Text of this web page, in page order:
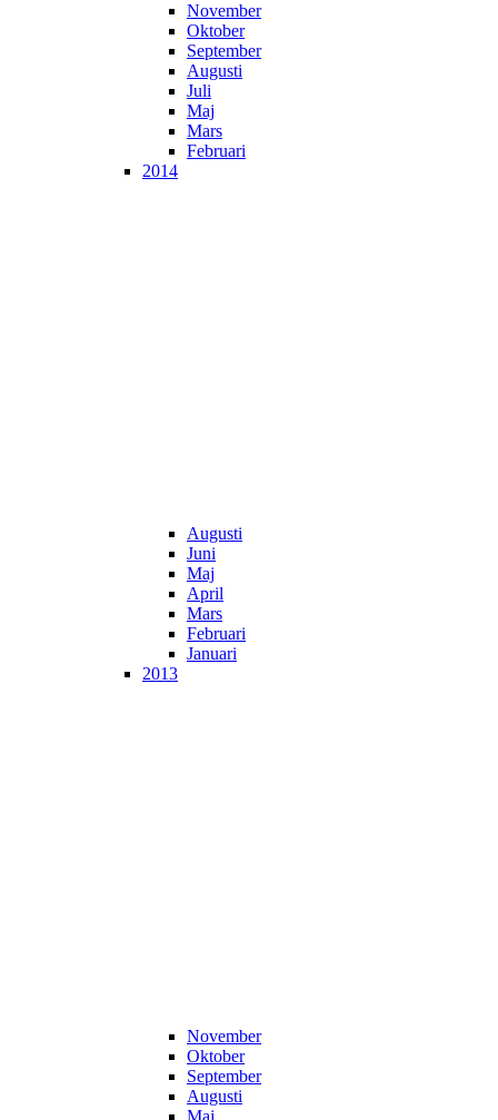
November
Oktober
September
Augusti
Juli
Maj
Mars
Februari
2014
Augusti
Juni
Maj
April
Mars
Februari
Januari
2013
November
Oktober
September
Augusti
Maj